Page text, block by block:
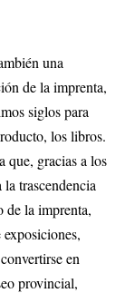
una
de la imprenta,
siglos para
los libros.
que, gracias a los
trascendencia
de la imprenta,
en
provincial,